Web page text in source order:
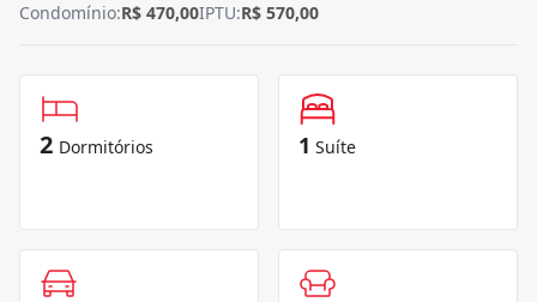
Condomínio:R$ 470,00IPTU:R$ 570,00
2 Dormitórios 1 Suíte